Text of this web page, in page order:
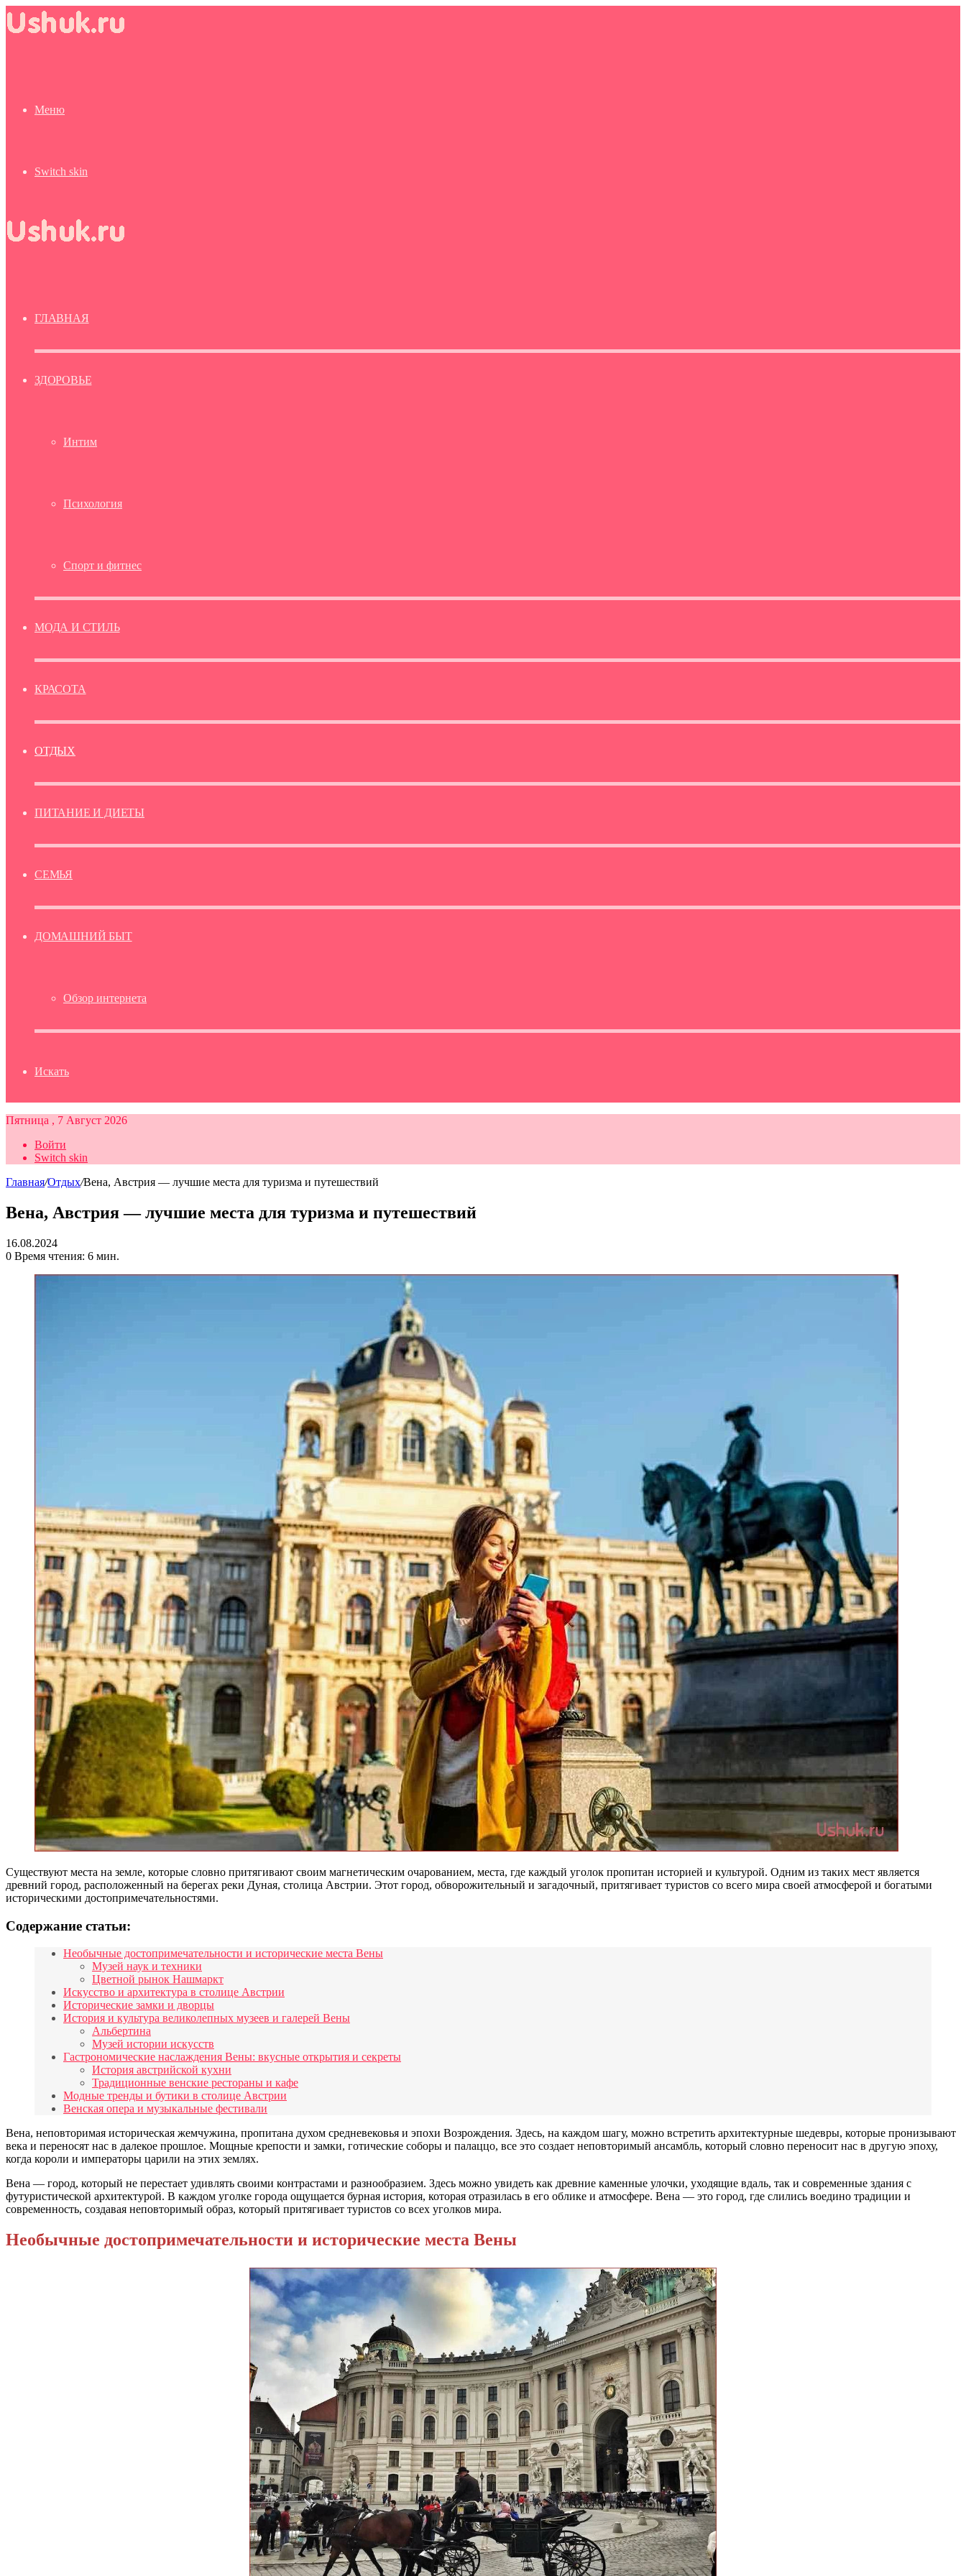
Меню
Switch skin
ГЛАВНАЯ
ЗДОРОВЬЕ
Интим
Психология
Спорт и фитнес
МОДА И СТИЛЬ
КРАСОТА
ОТДЫХ
ПИТАНИЕ И ДИЕТЫ
СЕМЬЯ
ДОМАШНИЙ БЫТ
Обзор интернета
Искать
Пятница , 7 Август 2026
Войти
Switch skin
Главная/Отдых/Вена, Австрия — лучшие места для туризма и путешествий
Вена, Австрия — лучшие места для туризма и путешествий
16.08.2024
0 Время чтения: 6 мин.
Существуют места на земле, которые словно притягивают своим магнетическим очарованием, места, где каждый уголок пропитан историей и культурой. Одним из таких мест является
древний город, расположенный на берегах реки Дуная, столица Австрии. Этот город, обворожительный и загадочный, притягивает туристов со всего мира своей атмосферой и богатыми
историческими достопримечательностями.
Содержание статьи:
Необычные достопримечательности и исторические места Вены
Музей наук и техники
Цветной рынок Нашмаркт
Искусство и архитектура в столице Австрии
Исторические замки и дворцы
История и культура великолепных музеев и галерей Вены
Альбертина
Музей истории искусств
Гастрономические наслаждения Вены: вкусные открытия и секреты
История австрийской кухни
Традиционные венские рестораны и кафе
Модные тренды и бутики в столице Австрии
Венская опера и музыкальные фестивали
Вена, неповторимая историческая жемчужина, пропитана духом средневековья и эпохи Возрождения. Здесь, на каждом шагу, можно встретить архитектурные шедевры, которые пронизывают
века и переносят нас в далекое прошлое. Мощные крепости и замки, готические соборы и палаццо, все это создает неповторимый ансамбль, который словно переносит нас в другую эпоху,
когда короли и императоры царили на этих землях.
Вена — город, который не перестает удивлять своими контрастами и разнообразием. Здесь можно увидеть как древние каменные улочки, уходящие вдаль, так и современные здания с
футуристической архитектурой. В каждом уголке города ощущается бурная история, которая отразилась в его облике и атмосфере. Вена — это город, где слились воедино традиции и
современность, создавая неповторимый образ, который притягивает туристов со всех уголков мира.
Необычные достопримечательности и исторические места Вены